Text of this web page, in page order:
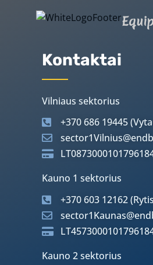
Kontaktai
Vilniaus sektorius
+370 686 19445
Kauno 1 sektorius
+370 603 12162
Kauno 2 sektorius